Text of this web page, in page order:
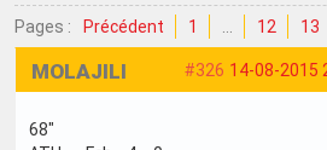
Pages : Précédent 1 12 13
#326 14-08-2015
MOLAJILI
68"